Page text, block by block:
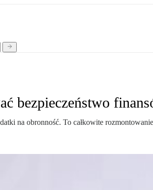
bezpieczeństwo
na obronność. To całkowite